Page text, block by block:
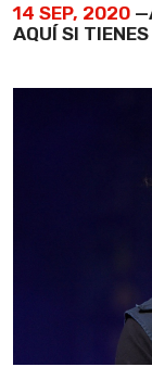
14 SEP, 2020
AQUÍ SI